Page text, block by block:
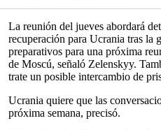
La reunión del jueves abordará
recuperación para Ucrania tras la
preparativos para una próxima
de Moscú, señaló Zelenskyy.
trate un posible intercambio de
Ucrania quiere que las
próxima semana, precisó.